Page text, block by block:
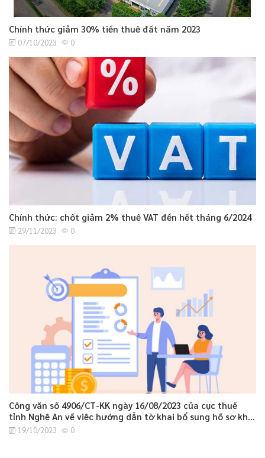
Chính thức giảm 30% tiền thuê đất năm 2023
07/10/2023 0
Chính thức: chốt giảm 2% thuế VAT đến hết tháng 6/2024
29/11/2023 0
Công văn số 4906/CT-KK ngày 16/08/2023 của cục thuế
tỉnh Nghệ An về việc hướng dẫn tờ khai bổ sung hồ sơ khai
thuế GTGT.
19/10/2023 0